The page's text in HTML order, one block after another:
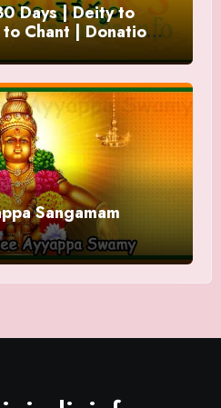
Days | Deity to
Chant | Donations
Sangamam